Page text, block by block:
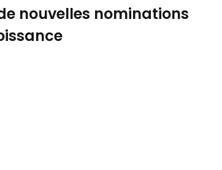
nouvelles nominations